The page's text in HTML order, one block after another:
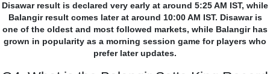
Disawar result is declared very early at around 5:25 AM IST, while
Balangir result comes later at around 10:00 AM IST. Disawar is
one of the oldest and most followed markets, while Balangir has
grown in popularity as a morning session game for players who
prefer later updates.